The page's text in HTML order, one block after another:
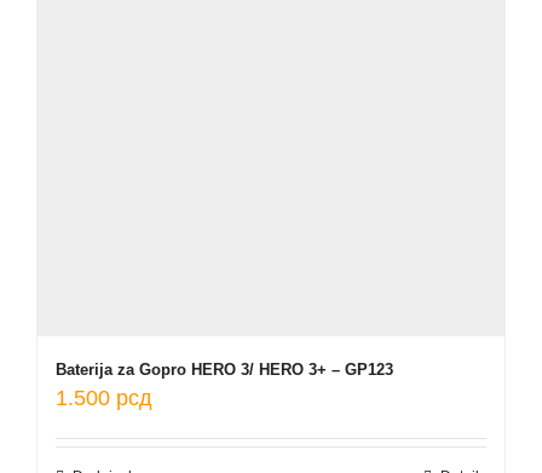
Baterija za Gopro HERO 3/ HERO 3+ – GP123
1.500 рсд